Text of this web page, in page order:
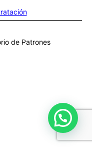
de Patrones